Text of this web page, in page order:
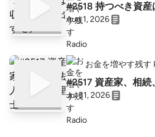
#2518 持つべき
Aug 1, 2026
お金を増やす残す
#2517 資産家、
Jul 31, 2026